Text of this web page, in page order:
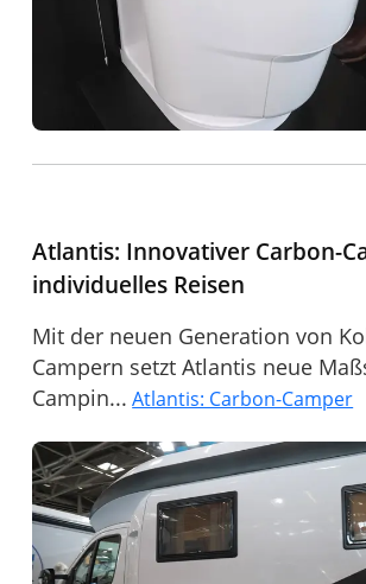
Atlantis: Innovativer Carbon-
individuelles Reisen
Mit der neuen Generation von
Campern setzt Atlantis neue
Campin... Atlantis: Carbon-Camper